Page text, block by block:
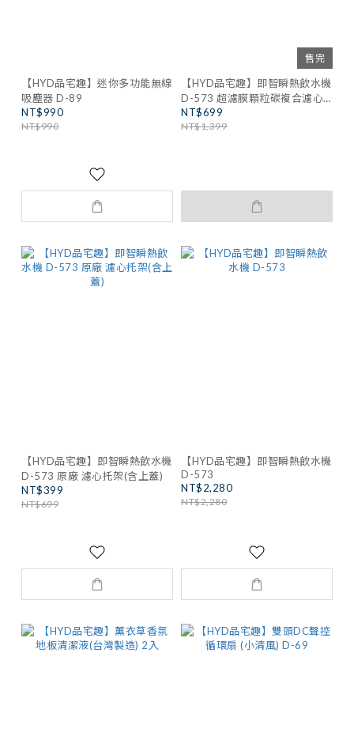
【HYD品宅趣】迷你多功能無線
吸塵器 D-89
NT$990
NT$990
售完
【HYD品宅趣】即智瞬熱飲水機
D-573 超濾膜顆粒碳複合濾心
(2入組)
NT$699
NT$1,399
【HYD品宅趣】即智瞬熱飲水機
D-573 原廠 濾心托架(含上蓋)
NT$399
NT$699
【HYD品宅趣】即智瞬熱飲水機
D-573
NT$2,280
NT$2,280